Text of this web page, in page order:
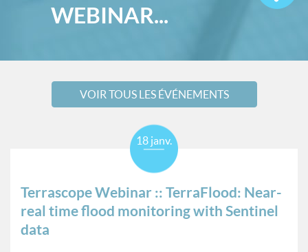
WEBINAR...
VOIR TOUS LES ÉVÉNEMENTS
Terrascope Webinar :: TerraFlood: Near-
real time flood monitoring with Sentinel
data
18 janv.